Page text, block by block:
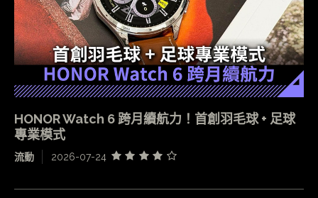
HONOR Watch 6 跨月續航力！首創羽毛球 + 足球
專業模式
流動 2026-07-24